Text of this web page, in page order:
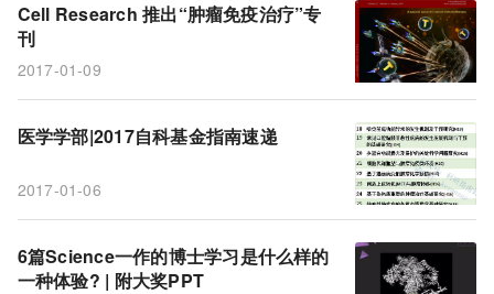
Cell Research 推出“肿瘤免疫治疗”专
刊
2017-01-09
医学学部|2017自科基金指南速递
2017-01-06
6篇Science一作的博士学习是什么样的
一种体验? | 附大奖PPT